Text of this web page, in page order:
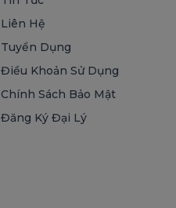
Liên Hệ
Tuyển Dụng
Điều Khoản Sử Dụng
Chính Sách Bảo Mật
Đăng Ký Đại Lý